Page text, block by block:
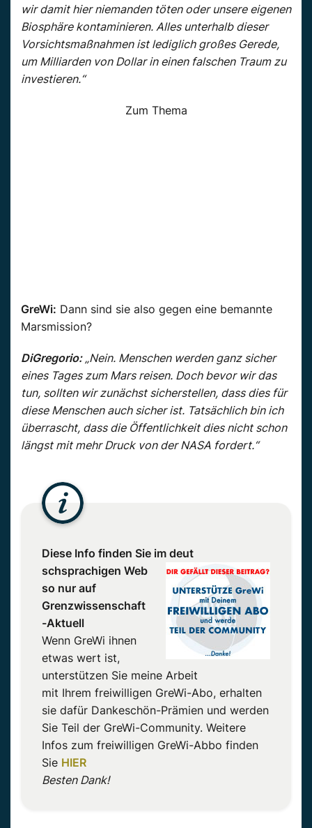
wir damit hier niemanden töten oder unsere eigenen
Biosphäre kontaminieren. Alles unterhalb dieser
Vorsichtsmaßnahmen ist lediglich großes Gerede,
um Milliarden von Dollar in einen falschen Traum zu
investieren.“
Zum Thema
GreWi: Dann sind sie also gegen eine bemannte
Marsmission?
DiGregorio:„Nein. Menschen werden ganz sicher
eines Tages zum Mars reisen. Doch bevor wir das
tun, sollten wir zunächst sicherstellen, dass dies für
diese Menschen auch sicher ist. Tatsächlich bin ich
überrascht, dass die Öffentlichkeit dies nicht schon
längst mit mehr Druck von der NASA fordert.“
Diese Info finden Sie im deut
schsprachigen Web
so nur auf
Grenzwissenschaft
-Aktuell
Wenn GreWi ihnen
etwas wert ist,
unterstützen Sie meine Arbeit
mit Ihrem freiwilligen GreWi-Abo, erhalten
sie dafür Dankeschön-Prämien und werden
Sie Teil der GreWi-Community. Weitere
Infos zum freiwilligen GreWi-Abbo finden
Sie HIER
Besten Dank!